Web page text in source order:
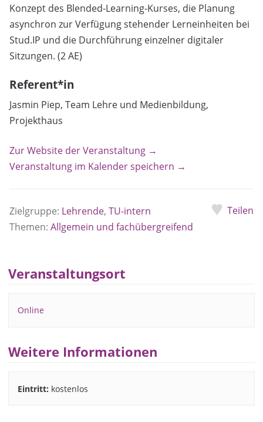
Konzept des Blended-Learning-Kurses, die Planung
asynchron zur Verfügung stehender Lerneinheiten bei
Stud.IP und die Durchführung einzelner digitaler
Sitzungen. (2 AE)
Referent*in
Jasmin Piep, Team Lehre und Medienbildung,
Projekthaus
Zur Website der Veranstaltung →
Veranstaltung im Kalender speichern →
Zielgruppe: Lehrende, TU-intern
Themen: Allgemein und fachübergreifend
Teilen
Veranstaltungsort
Online
Weitere Informationen
Eintritt: kostenlos